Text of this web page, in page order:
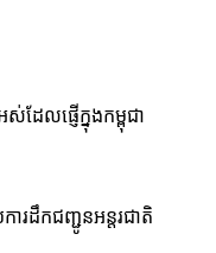
ែលផ្ញើក្នុងកម្ពុជា
ារដឹកជញ្ជូនអន្តរជាតិ